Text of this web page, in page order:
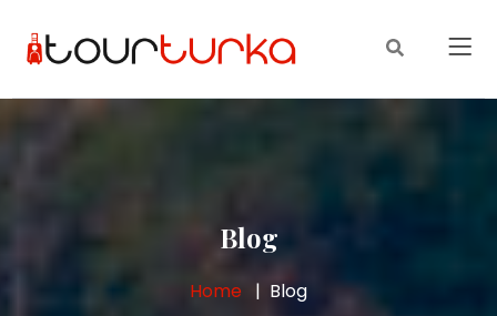
Blog
Home Blog